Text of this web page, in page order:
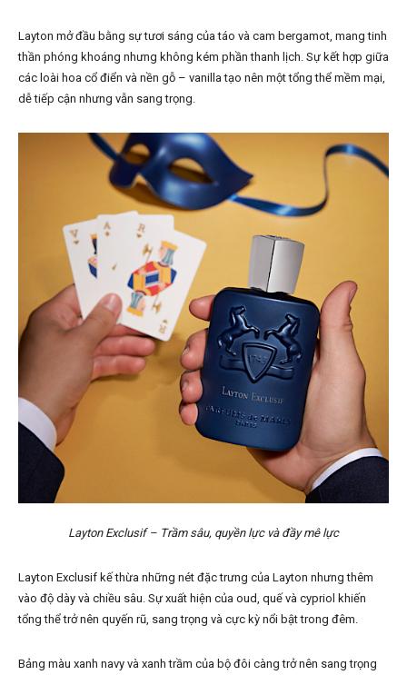
Layton mở đầu bằng sự tươi sáng của táo và cam bergamot, mang tinh
thần phóng khoáng nhưng không kém phần thanh lịch. Sự kết hợp giữa
các loài hoa cổ điển và nền gỗ – vanilla tạo nên một tổng thể mềm mại,
dễ tiếp cận nhưng vẫn sang trọng.
Layton Exclusif – Trầm sâu, quyền lực và đầy mê lực
Layton Exclusif kế thừa những nét đặc trưng của Layton nhưng thêm
vào độ dày và chiều sâu. Sự xuất hiện của oud, quế và cypriol khiến
tổng thể trở nên quyến rũ, sang trọng và cực kỳ nổi bật trong đêm.
Bảng màu xanh navy và xanh trầm của bộ đôi càng trở nên sang trọng